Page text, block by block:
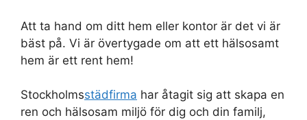
Att ta hand om ditt hem eller kontor är det vi är
bäst på. Vi är övertygade om att ett hälsosamt
hem är ett rent hem!
Stockholmsstädfirma har åtagit sig att skapa en
ren och hälsosam miljö för dig och din familj,